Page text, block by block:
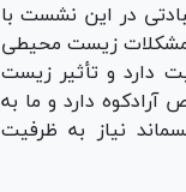
در این نشست با
مشکلات زیست محیطی
دارد و تأثیر زیست
دارد و ما به
نیاز به ظرفیت